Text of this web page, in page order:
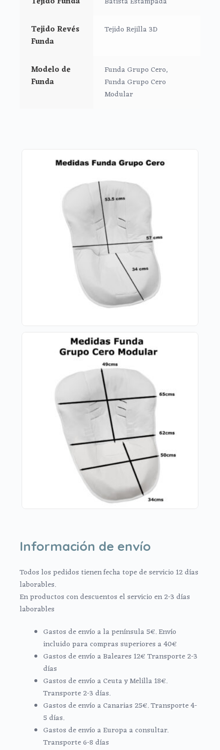
**Puedes lavar tu funda a mano o en lavadora siempre
en agua fría, jabones no abrasivos y secado al
Tejido Revés
Funda
Tejido Rejilla 3D
Modelo de
Funda
Funda Grupo Cero,
Funda Grupo Cero
Modular
Información de envío
Todos los pedidos tienen fecha tope de servicio 12 días
laborables.
En productos con descuentos el servicio en 2-3 días
laborables
Gastos de envío a la península 5€. Envío
incluido para compras superiores a 40€
Gastos de envío a Baleares 12€ Transporte 2-3
días
Gastos de envío a Ceuta y Melilla 18€.
Transporte 2-3 días.
Gastos de envío a Canarias 25€. Transporte 4-
5 días.
Gastos de envío a Europa a consultar.
Transporte 6-8 días